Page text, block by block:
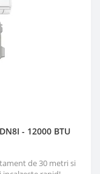
- 12000 BTU
de 30 metri si